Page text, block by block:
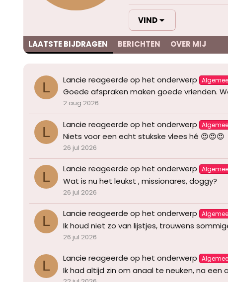
VIND
LAATSTE BIJDRAGEN BERICHTEN OVER MIJ
L Lancie reageerde op het onderwerp
Goede afspraken maken goede vrienden.
2 aug 2026
L Lancie reageerde op het onderwerp
Niets voor een echt stukske vlees hé 😍😍😍
26 jul 2026
L Lancie reageerde op het onderwerp
Wat is nu het leukst , missionares, doggy?
26 jul 2026
L Lancie reageerde op het onderwerp
Ik houd niet zo van lijstjes, trouwens
26 jul 2026
L Lancie reageerde op het onderwerp
Ik had altijd zin om anaal te neuken, na